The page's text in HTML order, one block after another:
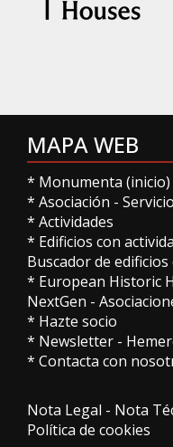
MAPA WEB
* Monumenta (inicio)
* Asociación -
* Actividades
* Edificios con
Buscador de
* European Historic
NextGen -
* Hazte socio
* Newsletter -
* Contacta con
Nota Legal - Nota
Política de cookies